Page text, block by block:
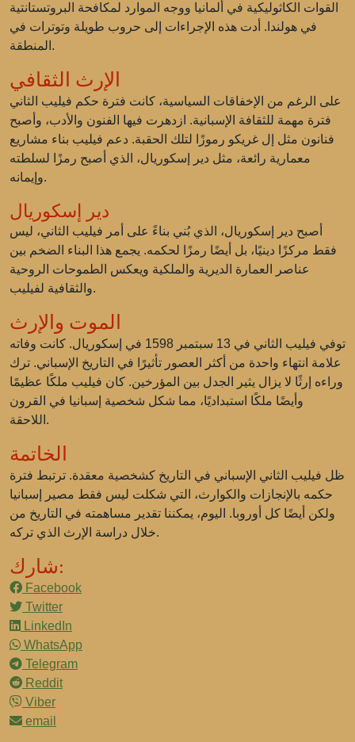
القوات الكاثوليكية في ألمانيا ووجه الموارد لمكافحة البروتستانتية
في هولندا. أدت هذه الإجراءات إلى حروب طويلة وتوترات في
المنطقة.
الإرث الثقافي
على الرغم من الإخفاقات السياسية، كانت فترة حكم فيليب الثاني
فترة مهمة للثقافة الإسبانية. ازدهرت فيها الفنون والأدب، وأصبح
فنانون مثل إل غريكو رموزًا لتلك الحقبة. دعم فيليب بناء مشاريع
معمارية رائعة، مثل دير إسكوريال، الذي أصبح رمزًا لسلطته
وإيمانه.
دير إسكوريال
أصبح دير إسكوريال، الذي بُني بناءً على أمر فيليب الثاني، ليس
فقط مركزًا دينيًا، بل أيضًا رمزًا لحكمه. يجمع هذا البناء الضخم بين
عناصر العمارة الديرية والملكية ويعكس الطموحات الروحية
والثقافية لفيليب.
الموت والإرث
توفي فيليب الثاني في 13 سبتمبر 1598 في إسكوريال. كانت وفاته
علامة انتهاء واحدة من أكثر العصور تأثيرًا في التاريخ الإسباني. ترك
وراءه إرثًا لا يزال يثير الجدل بين المؤرخين. كان فيليب ملكًا عظيمًا
وأيضًا ملكًا استبداديًا، مما شكل شخصية إسبانيا في القرون
اللاحقة.
الخاتمة
ظل فيليب الثاني الإسباني في التاريخ كشخصية معقدة. ترتبط فترة
حكمه بالإنجازات والكوارث، التي شكلت ليس فقط مصير إسبانيا
ولكن أيضًا كل أوروبا. اليوم، يمكننا تقدير مساهمته في التاريخ من
خلال دراسة الإرث الذي تركه.
شارك:
Facebook
Twitter
LinkedIn
WhatsApp
Telegram
Reddit
Viber
email